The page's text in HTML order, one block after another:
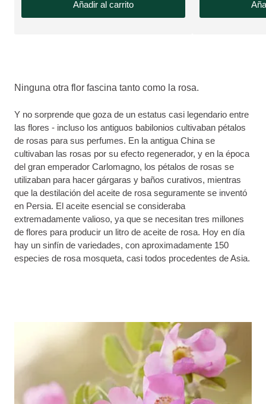
Añadir al carrito
Ninguna otra flor fascina tanto como la rosa.
Y no sorprende que goza de un estatus casi legendario entre
las flores - incluso los antiguos babilonios cultivaban pétalos
de rosas para sus perfumes. En la antigua China se
cultivaban las rosas por su efecto regenerador, y en la época
del gran emperador Carlomagno, los pétalos de rosas se
utilizaban para hacer gárgaras y baños curativos, mientras
que la destilación del aceite de rosa seguramente se inventó
en Persia. El aceite esencial se consideraba
extremadamente valioso, ya que se necesitan tres millones
de flores para producir un litro de aceite de rosa. Hoy en día
hay un sinfín de variedades, con aproximadamente 150
especies de rosa mosqueta, casi todos procedentes de Asia.